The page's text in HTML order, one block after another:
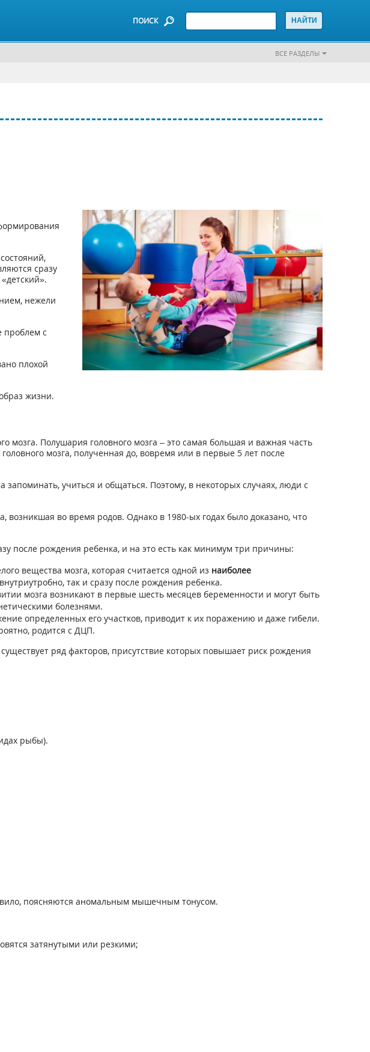
ПОИСК
ВСЕ РАЗДЕЛЫ
сразу
нежели
проблем с
плохой
жизни.
мозга. Полушария головного мозга – это самая большая и важная часть
мозга, полученная до, вовремя или в первые 5 лет после
учиться и общаться. Поэтому, в некоторых случаях, люди с
возникшая во время родов. Однако в 1980-ых годах было доказано, что
после рождения ребенка, и на это есть как минимум три причины:
вещества мозга, которая считается одной из наиболее
так и сразу после рождения ребенка.
мозга возникают в первые шесть месяцев беременности и могут быть
болезнями.
определенных его участков, приводит к их поражению и даже гибели.
родится с ДЦП.
ряд факторов, присутствие которых повышает риск рождения
рыбы).
поясняются аномальным мышечным тонусом.
затянутыми или резкими;